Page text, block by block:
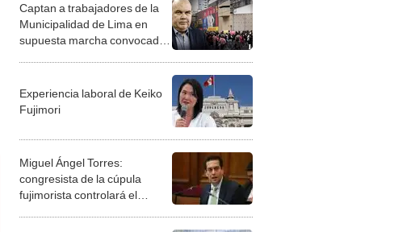
Captan a trabajadores de la
Municipalidad de Lima en
supuesta marcha convocada
Experiencia laboral de Keiko
Fujimori
Miguel Ángel Torres:
congresista de la cúpula
fujimorista controlará el